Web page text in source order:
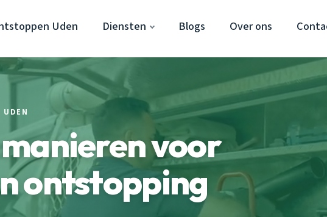
Uden Diensten Blogs Over ons
voor
ontstopping